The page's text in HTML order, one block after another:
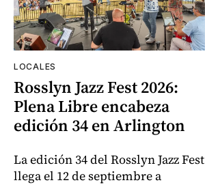
LOCALES
Rosslyn Jazz Fest 2026:
Plena Libre encabeza
edición 34 en Arlington
La edición 34 del Rosslyn Jazz Fest
llega el 12 de septiembre a